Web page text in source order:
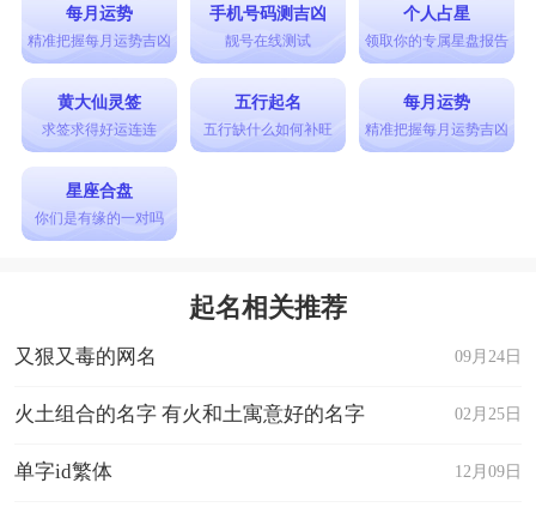
每月运势
精准把握每月运势吉凶
手机号码测吉凶
靓号在线测试
个人占星
领取你的专属星盘报告
黄大仙灵签
求签求得好运连连
五行起名
五行缺什么如何补旺
每月运势
精准把握每月运势吉凶
星座合盘
你们是有缘的一对吗
起名相关推荐
09月24日
又狠又毒的网名
02月25日
火土组合的名字 有火和土寓意好的名字
12月09日
单字id繁体